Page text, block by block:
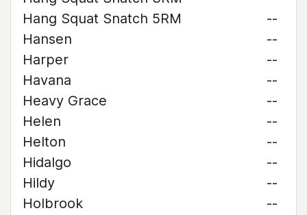
Hang Squat Snatch 5RM
--
Hansen
--
Harper
--
Havana
--
Heavy Grace
--
Helen
--
Helton
--
Hidalgo
--
Hildy
--
Holbrook
--